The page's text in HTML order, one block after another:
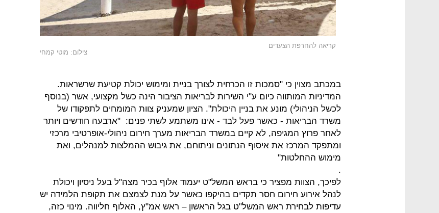
קריאה להחרפת הצעדים
צילום: מוטי קמחי
במכתב מצוין כי "סמכות זו הכרחית לצורך בניית ומימוש יכולת קטיעת שרשראות.
המדיניות המותווה כיום ע"י השירות לבריאות הציבור הינה כשל מקצועי, אשר (בנוסף
לכשל הניהולי) מונע את בניין היכולת". הציון שמעניק צוות המומחים לתפקודו של
משרד הבריאות - כאשר פעל לבד - אינו משתמע לשתי פנים: "ארבעה חודשים ויותר
לאחר פרוץ המגיפה, לא קיים במשרד הבריאות מערך חירום ניהולי-אופרטיבי מרכזי
ומתפקד המרכז את איסוף הנתונים וניתוחם, את גיבוש ההמלצות למנהלים, ואת
מימוש ההחלטות"
.
לפיכך, הצוות מפציר כי בראש המשל"ט יעמוד אלוף בכיר מצה"ל בעל ניסיון ויכולת
לנהל אירוע חירום חסר תקדים בהיקפו כאשר על מנת לצמצם את תקופת הלמידה יש
עדיפות לבחירת ראש המשל"ט בגל הראשון – ראש אמ"ץ, האלוף חליווה. מינוי כזה,